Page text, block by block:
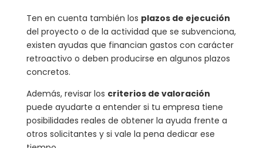
Ten en cuenta también los plazos de ejecución
del proyecto o de la actividad que se subvenciona,
existen ayudas que financian gastos con carácter
retroactivo o deben producirse en algunos plazos
concretos.
Además, revisar los criterios de valoración
puede ayudarte a entender si tu empresa tiene
posibilidades reales de obtener la ayuda frente a
otros solicitantes y si vale la pena dedicar ese